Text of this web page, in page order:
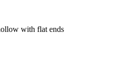
with flat ends